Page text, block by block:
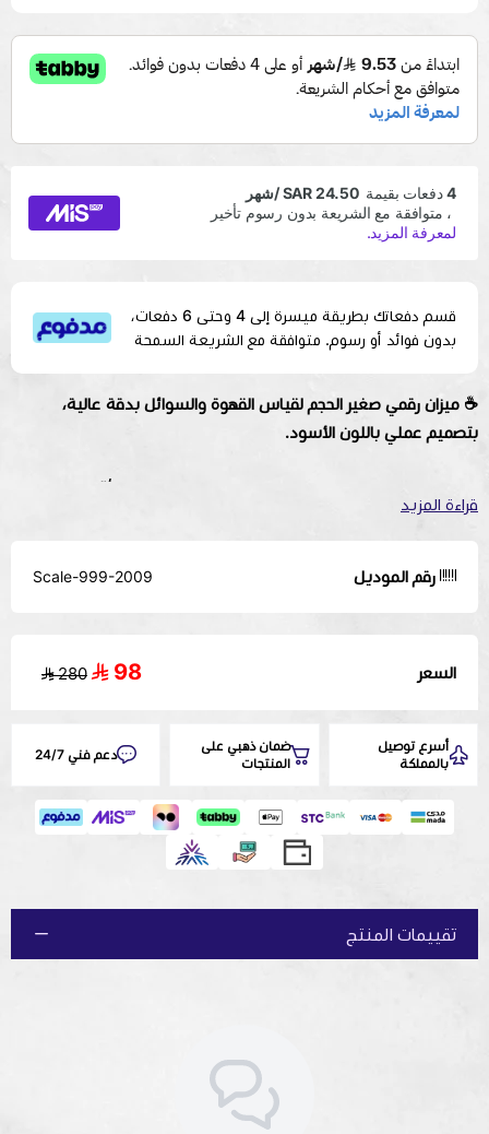
قسم دفعاتك بطريقة ميسرة إلى 4 وحتى 6 دفعات،
بدون فوائد أو رسوم. متوافقة مع الشريعة السمحة
☕ ميزان رقمي صغير الحجم لقياس القهوة والسوائل بدقة عالية،
بتصميم عملي باللون الأسود.
ويأتي مع قاعدة حماية من الربل ومزود بإمكانية الشحن عبر USB-C.
الشاشة:
شاشة ذكية تعمل باللمس
غطاء حماية:
📏الابعاد:10.5×10.5×1.8 سم
اللون:أسود
عامين
✨ صُمم الميزان لتقديم تجربة وزن دقيقة وعملية في تحضير القهوة
قراءة المزيد
رقم الموديل Scale-999-2009
السعر 98
280
أسرع توصيل
بالمملكة
ضمان ذهبي على
المنتجات
دعم فني 24/7
تقييمات المنتج